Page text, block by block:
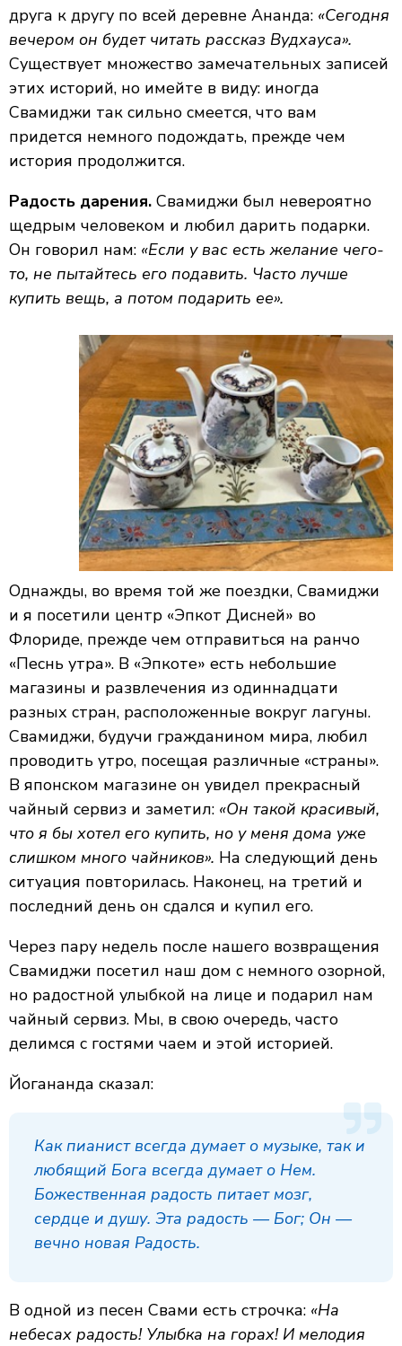
друга к другу по всей деревне Ананда: «Сегодня
вечером он будет читать рассказ Вудхауса».
Существует множество замечательных записей
этих историй, но имейте в виду: иногда
Свамиджи так сильно смеется, что вам
придется немного подождать, прежде чем
история продолжится.
Радость дарения. Свамиджи был невероятно
щедрым человеком и любил дарить подарки.
Он говорил нам: «Если у вас есть желание чего-
то, не пытайтесь его подавить. Часто лучше
купить вещь, а потом подарить ее».
Однажды, во время той же поездки, Свамиджи
и я посетили центр «Эпкот Дисней» во
Флориде, прежде чем отправиться на ранчо
«Песнь утра». В «Эпкоте» есть небольшие
магазины и развлечения из одиннадцати
разных стран, расположенные вокруг лагуны.
Свамиджи, будучи гражданином мира, любил
проводить утро, посещая различные «страны».
В японском магазине он увидел прекрасный
чайный сервиз и заметил: «Он такой красивый,
что я бы хотел его купить, но у меня дома уже
слишком много чайников». На следующий день
ситуация повторилась. Наконец, на третий и
последний день он сдался и купил его.
Через пару недель после нашего возвращения
Свамиджи посетил наш дом с немного озорной,
но радостной улыбкой на лице и подарил нам
чайный сервиз. Мы, в свою очередь, часто
делимся с гостями чаем и этой историей.
Йогананда сказал:
Как пианист всегда думает о музыке, так и
любящий Бога всегда думает о Нем.
Божественная радость питает мозг,
сердце и душу. Эта радость — Бог; Он —
вечно новая Радость.
В одной из песен Свами есть строчка: «На
небесах радость! Улыбка на горах! И мелодия